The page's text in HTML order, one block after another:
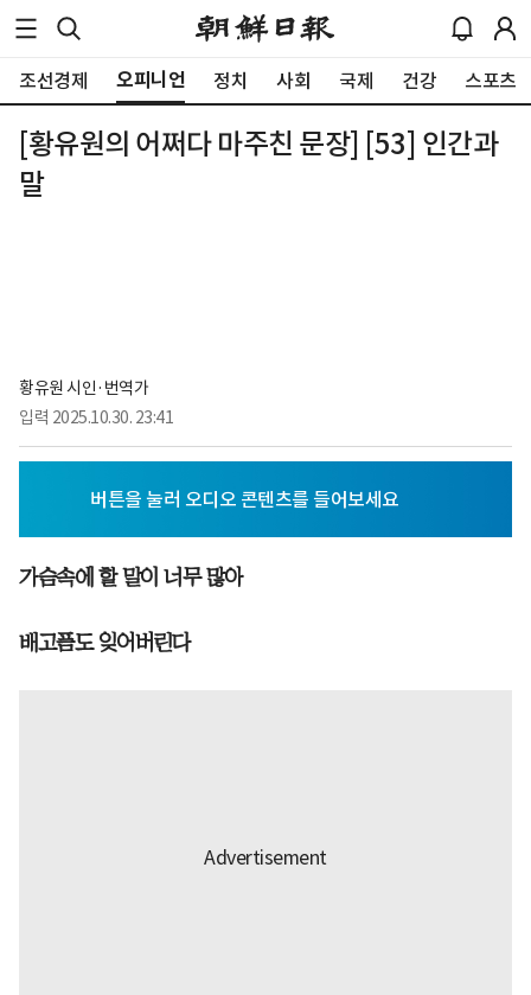
조선경제 오피니언 정치 사회 국제 건강 스포츠
[황유원의 어쩌다 마주친 문장] [53] 인간과
말
황유원 시인·번역가
입력 2025.10.30. 23:41
가슴속에 할 말이 너무 많아
배고픔도 잊어버린다